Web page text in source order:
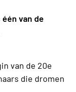
één van de
van de 20e
die dromen